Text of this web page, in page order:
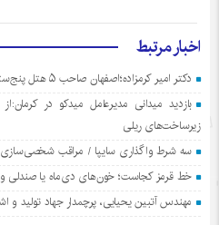
اخبار مرتبط
دکتر امیر کرمزاده؛اصفهان صاحب ۵ هتل پنج‌ستاره می‌شود
بازدید میدانی مدیرعامل میدکو در
زیرساخت‌های ریلی
سه شرط واگذاری سایپا / مراقب شخصی‌سازی
خط قرمز کجاست؛ خون‌های دی‌ماه یا صندلی
مهندس آتبین یحیایی، پرچمدار جهاد تولید و